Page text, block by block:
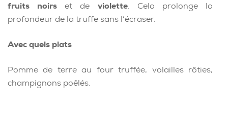
fruits noirs et de violette. Cela prolonge la
profondeur de la truffe sans l’écraser.
Avec quels plats
Pomme de terre au four truffée, volailles rôties,
champignons poêlés.